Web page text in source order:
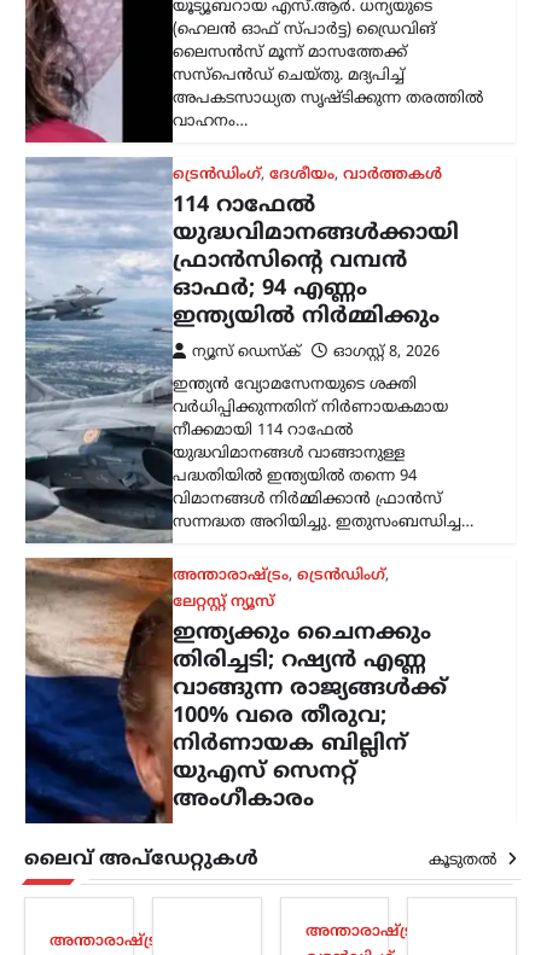
വർധിപ്പിക്കുന്നതിന് നിർണായകമായ
നീക്കമായി 114 റാഫേൽ
യുദ്ധവിമാനങ്ങൾ വാങ്ങാനുള്ള
പദ്ധതിയിൽ ഇന്ത്യയിൽ തന്നെ 94
വിമാനങ്ങൾ നിർമ്മിക്കാൻ ഫ്രാൻസ്
സന്നദ്ധത അറിയിച്ചു. ഇതുസംബന്ധിച്ച…
അന്താരാഷ്ട്രം,ട്രെൻഡിംഗ്,
ലേറ്റസ്റ്റ് ന്യൂസ്
ഇന്ത്യക്കും ചൈനക്കും
തിരിച്ചടി; റഷ്യൻ എണ്ണ
വാങ്ങുന്ന രാജ്യങ്ങൾക്ക്
100% വരെ തീരുവ;
നിർണായക ബില്ലിന്
യുഎസ് സെനറ്റ്
അംഗീകാരം
ന്യൂസ് ഡെസ്ക്
ഓഗസ്റ്റ്‌ 8, 2026
റഷ്യയിൽ നിന്ന് എണ്ണയും
പ്രകൃതിവാതകവും വാങ്ങുന്ന
രാജ്യങ്ങൾക്കെതിരെ കടുത്ത
സാമ്പത്തിക നടപടികൾക്ക്
വഴിയൊരുക്കുന്ന ബില്ലിന് യുഎസ്
സെനറ്റ് അംഗീകാരം നൽകി. ഇന്ത്യ,
ചൈന ഉൾപ്പെടെയുള്ള രാജ്യങ്ങൾക്ക്
100…
കേരളം,വാർത്തകൾ
ബെംഗളൂരുവിൽ
കെഎസ്ആർടിസി ബസ്
അപകടം; ഡ്രൈവറും
കണ്ടക്ടറും മരിച്ചു
ബെംഗളൂരുവിൽ കെഎസ്ആർടിസി ബസ്
അപകടത്തിൽപ്പെട്ട് ഡ്രൈവറും
ഡിപ്പോയിൽ നിന്ന് സർവീസ്
ലൈവ് അപ്‌ഡേറ്റുകൾ കൂടുതൽ
അന്താരാഷ്ട്രം അന്താരാഷ്ട്രം